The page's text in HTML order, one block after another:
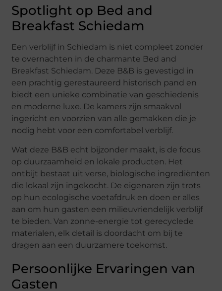
Spotlight op Bed and
Breakfast Schiedam
Een verblijf in Schiedam is niet compleet zonder
te overnachten in de charmante Bed and
Breakfast Schiedam. Deze B&B is gevestigd in
een prachtig gerestaureerd historisch pand en
biedt een unieke combinatie van geschiedenis
en moderne luxe. De kamers zijn smaakvol
ingericht en voorzien van alle gemakken die je
nodig hebt voor een comfortabel verblijf.
Wat deze B&B echt bijzonder maakt, is de focus
op duurzaamheid en lokale producten. Het
ontbijt bestaat uit verse, biologische ingrediënten
die lokaal zijn ingekocht. De eigenaren zijn trots
op hun ecologische voetafdruk en doen er alles
aan om hun gasten een milieuvriendelijk verblijf
te bieden. Van zonne-energie tot gerecyclede
materialen, elk detail is doordacht om bij te
dragen aan een duurzamere toekomst.
Persoonlijke Ervaringen van
Gasten